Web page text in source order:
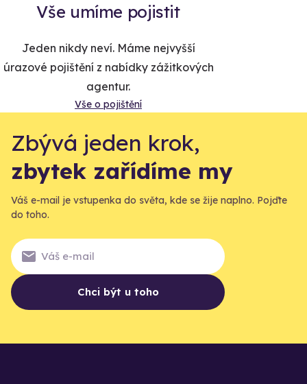
Vše umíme pojistit
Jeden nikdy neví. Máme nejvyšší
úrazové pojištění z nabídky zážitkových
agentur.
Vše o pojištění
Zbývá jeden krok,
zbytek zařídíme my
Váš e-mail je vstupenka do světa, kde se žije naplno. Pojďte
do toho.
Chci být u toho